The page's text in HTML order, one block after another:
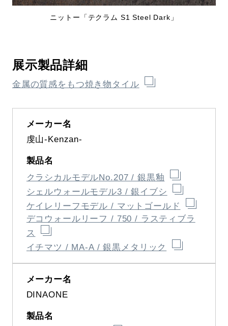
ニットー「テクラム S1 Steel Dark」
展示製品詳細
金属の質感をもつ焼き物タイル
虔山-Kenzan-
クラシカルモデルNo.207 / 銀黒釉
シェルウォールモデル3 / 銀イブシ
ケイレリーフモデル / マットゴールド
デコウォールリーフ / 750 / ラスティブラ
ス
イチマツ / MA-A / 銀黒メタリック
DINAONE